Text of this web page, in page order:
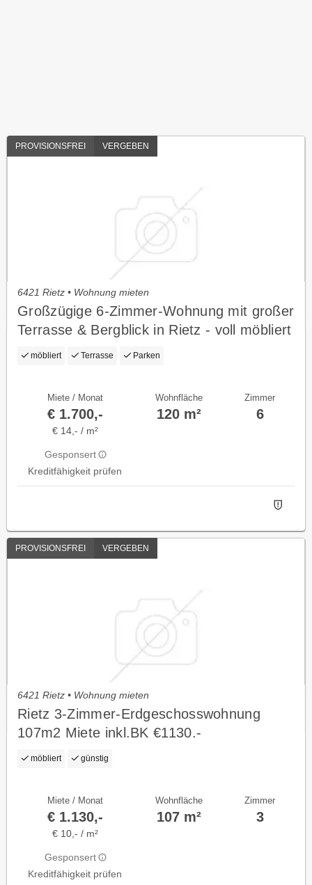
PROVISIONSFREI VERGEBEN
6421 Rietz • Wohnung mieten
Großzügige 6-Zimmer-Wohnung mit großer
Terrasse & Bergblick in Rietz - voll möbliert
möbliert Terrasse Parken
Miete / Monat
€ 1.700,-
€ 14,- / m²
Gesponsert
Kreditfähigkeit prüfen
Wohnfläche
120 m²
Zimmer
6
PROVISIONSFREI VERGEBEN
6421 Rietz • Wohnung mieten
Rietz 3-Zimmer-Erdgeschosswohnung
107m2 Miete inkl.BK €1130.-
möbliert günstig
Miete / Monat
€ 1.130,-
€ 10,- / m²
Gesponsert
Kreditfähigkeit prüfen
Wohnfläche
107 m²
Zimmer
3